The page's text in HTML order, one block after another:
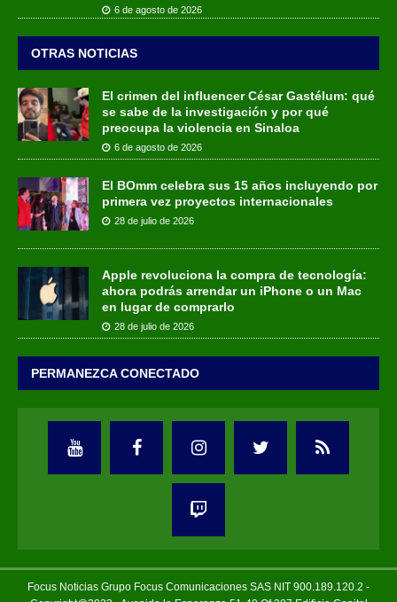
6 de agosto de 2026
OTRAS NOTICIAS
El crimen del influencer César Gastélum: qué
se sabe de la investigación y por qué
preocupa la violencia en Sinaloa
6 de agosto de 2026
El BOmm celebra sus 15 años incluyendo por
primera vez proyectos internacionales
28 de julio de 2026
Apple revoluciona la compra de tecnología:
ahora podrás arrendar un iPhone o un Mac
en lugar de comprarlo
28 de julio de 2026
PERMANEZCA CONECTADO
Focus Noticias Grupo Focus Comunicaciones SAS NIT 900.189.120.2 -